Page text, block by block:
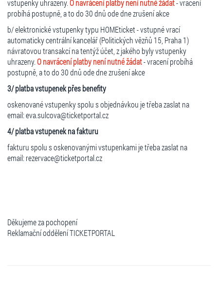
vstupenky uhrazeny.O navrácení platby není nutné žádat- vracení
probíhá postupně, a to do 30 dnů ode dne zrušení akce
b/ elektronické vstupenky typu HOMEticket - vstupné vrací
automaticky centrální kancelář (Politických vězňů 15, Praha 1)
návratovou transakcí na tentýž účet, z jakého byly vstupenky
uhrazeny.O navrácení platby není nutné žádat- vracení probíhá
postupně, a to do 30 dnů ode dne zrušení akce
3/ platba vstupenek přes benefity
oskenované vstupenky spolu s objednávkou je třeba zaslat na
email: eva.sulcova@ticketportal.cz
4/ platba vstupenek na fakturu
fakturu spolu s oskenovanými vstupenkami je třeba zaslat na
email: rezervace@ticketportal.cz
Děkujeme za pochopení
Reklamační oddělení TICKETPORTAL